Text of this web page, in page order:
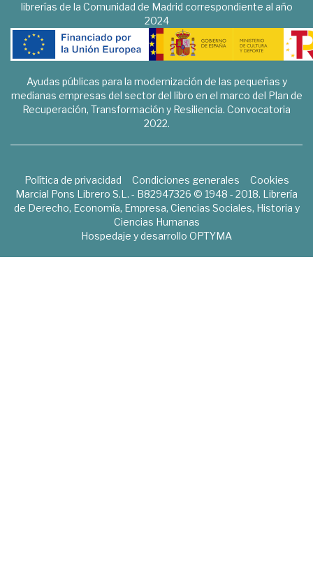
librerías de la Comunidad de Madrid correspondiente al año
2024
Ayudas públicas para la modernización de las pequeñas y
medianas empresas del sector del libro en el marco del Plan de
Recuperación, Transformación y Resiliencia. Convocatoria
2022.
Política de privacidad Condiciones generales
Cookies
Marcial Pons Librero S.L. - B82947326 © 1948 - 2018. Librería
de Derecho, Economía, Empresa, Ciencias Sociales, Historia y
Ciencias Humanas
Hospedaje y desarrollo OPTYMA